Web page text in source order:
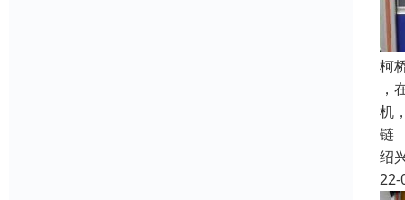
柯
，
机
链
绍
22-